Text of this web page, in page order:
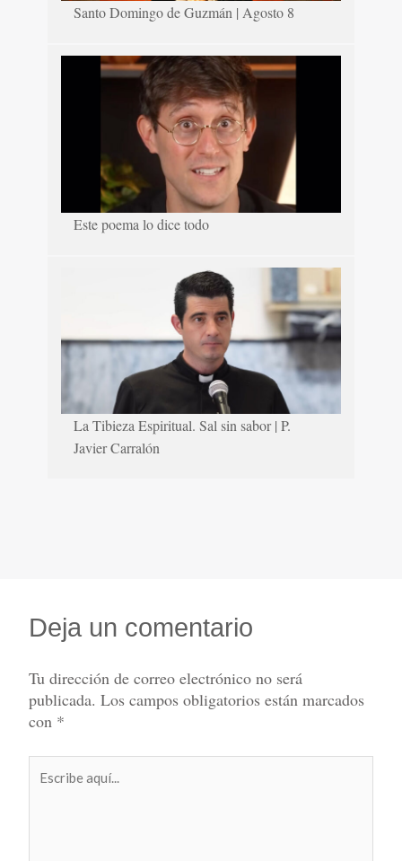
Santo Domingo de Guzmán | Agosto 8
Este poema lo dice todo
La Tibieza Espiritual. Sal sin sabor | P.
Javier Carralón
Deja un comentario
Tu dirección de correo electrónico no será
publicada. Los campos obligatorios están marcados
con *
aquí...